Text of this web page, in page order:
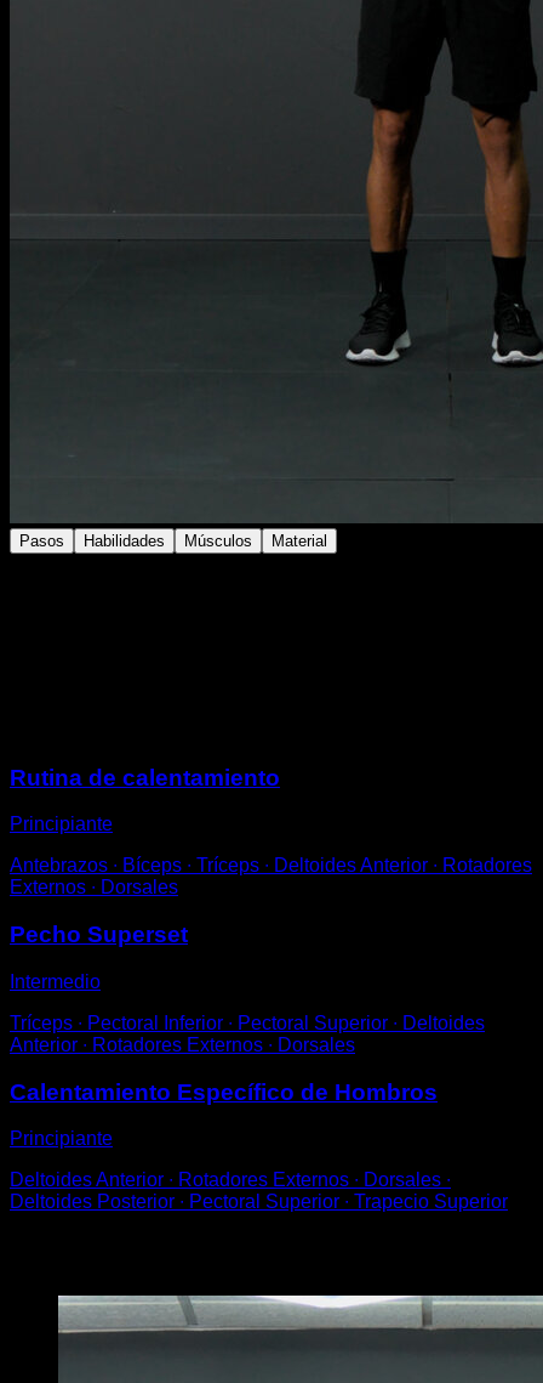
Pasos Habilidades Músculos Material
Rutina de calentamiento
Principiante
Antebrazos ∙ Bíceps ∙ Tríceps ∙ Deltoides Anterior ∙ Rotadores
Externos ∙ Dorsales
Pecho Superset
Intermedio
Tríceps ∙ Pectoral Inferior ∙ Pectoral Superior ∙ Deltoides
Anterior ∙ Rotadores Externos ∙ Dorsales
Calentamiento Específico de Hombros
Principiante
Deltoides Anterior ∙ Rotadores Externos ∙ Dorsales ∙
Deltoides Posterior ∙ Pectoral Superior ∙ Trapecio Superior